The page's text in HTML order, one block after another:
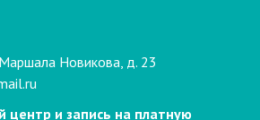
Новикова, д. 23
центр и запись на платную